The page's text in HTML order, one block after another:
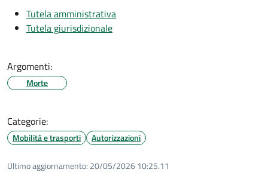
Tutela amministrativa
Tutela giurisdizionale
Argomenti:
Morte
Categorie:
Mobilità e trasporti Autorizzazioni
Ultimo aggiornamento: 20/05/2026 10:25.11